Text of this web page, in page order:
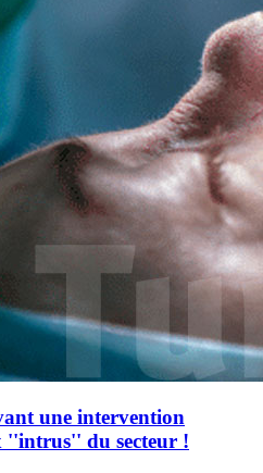
une intervention
''intrus'' du secteur !